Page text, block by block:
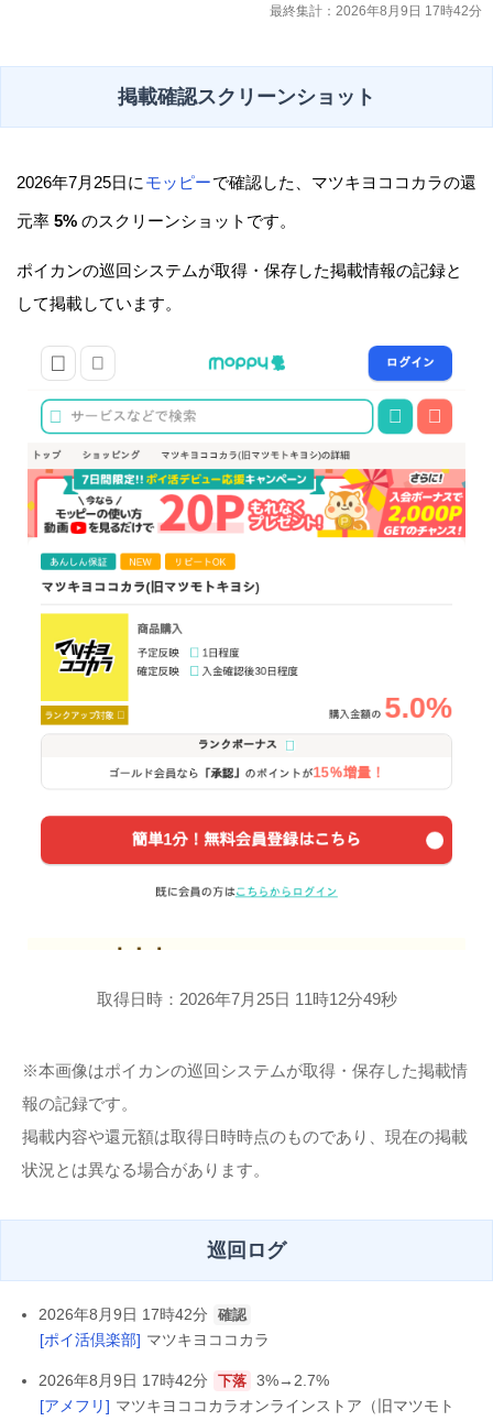
最終集計：2026年8月9日 17時42分
掲載確認スクリーンショット
2026年7月25日に モッピーで確認した、マツキヨココカラの還
元率 5% のスクリーンショットです。
ポイカンの巡回システムが取得・保存した掲載情報の記録と
して掲載しています。
取得日時：2026年7月25日 11時12分49秒
※本画像はポイカンの巡回システムが取得・保存した掲載情
報の記録です。
掲載内容や還元額は取得日時時点のものであり、現在の掲載
状況とは異なる場合があります。
巡回ログ
2026年8月9日 17時42分 確認
[ポイ活倶楽部] マツキヨココカラ
2026年8月9日 17時42分 下落 3%→2.7%
[アメフリ] マツキヨココカラオンラインストア（旧マツモト